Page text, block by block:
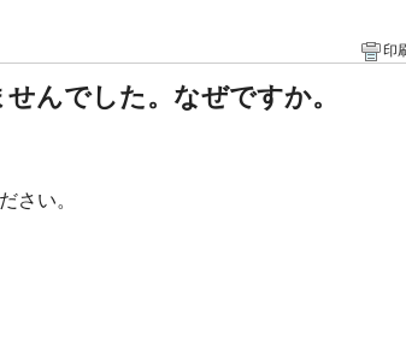
印
んでした。なぜですか。
さい。